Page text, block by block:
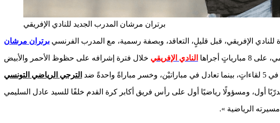
برتران مرشان المدرب الجديد للنادي الإفريقي
للنادي الإفريقي، قبل قليلٍ، التعاقد، وبصفة رسمية، مع المدرب الفرنسي برتران مرشان
النادي الإفريقي
وخسر مباراةً واحدةً ضد الترجي الرياضي التونسي
الرياضية ».